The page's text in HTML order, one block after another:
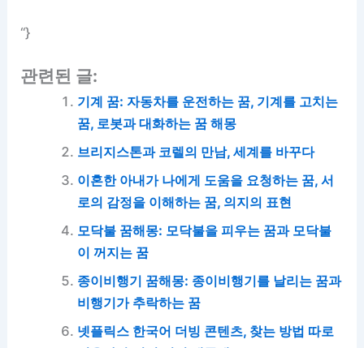
“}
관련된 글:
기계 꿈: 자동차를 운전하는 꿈, 기계를 고치는
꿈, 로봇과 대화하는 꿈 해몽
브리지스톤과 코렐의 만남, 세계를 바꾸다
이혼한 아내가 나에게 도움을 요청하는 꿈, 서
로의 감정을 이해하는 꿈, 의지의 표현
모닥불 꿈해몽: 모닥불을 피우는 꿈과 모닥불
이 꺼지는 꿈
종이비행기 꿈해몽: 종이비행기를 날리는 꿈과
비행기가 추락하는 꿈
넷플릭스 한국어 더빙 콘텐츠, 찾는 방법 따로